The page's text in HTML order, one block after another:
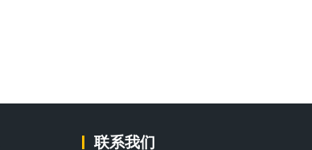
联系我们